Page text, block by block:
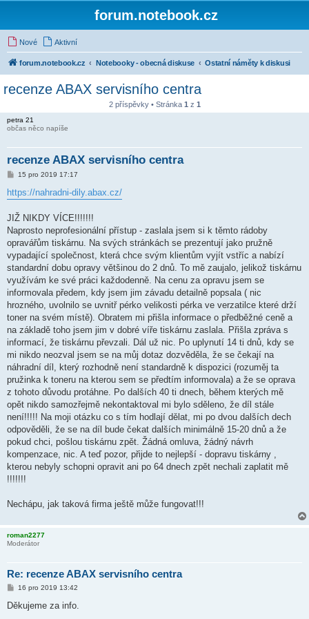
forum.notebook.cz
Nové Aktivní
forum.notebook.cz Notebooky - obecná diskuse Ostatní náměty k diskusi
recenze ABAX servisního centra
2 příspěvky • Stránka 1 z 1
petra 21
občas něco napíše
recenze ABAX servisního centra
P
í
s
ě
v
e
k
15 pro 2019 17:17
https://nahradni-dily.abax.cz/
JIŽ NIKDY VÍCE!!!!!!!
Naprosto neprofesionální přístup - zaslala jsem si k těmto rádoby
opravářům tiskárnu. Na svých stránkách se prezentují jako pružně
vypadající společnost, která chce svým klientům vyjít vstříc a nabízí
standardní dobu opravy většinou do 2 dnů. To mě zaujalo, jelikož tiskárnu
využívám ke své práci každodenně. Na cenu za opravu jsem se
informovala předem, kdy jsem jim závadu detailně popsala ( nic
hrozného, uvolnilo se uvnitř pérko velikosti pérka ve verzatilce které drží
toner na svém místě). Obratem mi přišla informace o předběžné ceně a
na základě toho jsem jim v dobré víře tiskárnu zaslala. Přišla zpráva s
informací, že tiskárnu převzali. Dál už nic. Po uplynutí 14 ti dnů, kdy se
mi nikdo neozval jsem se na můj dotaz dozvěděla, že se čekají na
náhradní díl, který rozhodně není standardně k dispozici (rozuměj ta
pružinka k toneru na kterou sem se předtím informovala) a že se oprava
z tohoto důvodu protáhne. Po dalších 40 ti dnech, během kterých mě
opět nikdo samozřejmě nekontaktoval mi bylo sděleno, že díl stále
není!!!!! Na moji otázku co s tím hodlají dělat, mi po dvou dalších dech
odpověděli, že se na díl bude čekat dalších minimálně 15-20 dnů a že
pokud chci, pošlou tiskárnu zpět. Žádná omluva, žádný návrh
kompenzace, nic. A teď pozor, přijde to nejlepší - dopravu tiskárny ,
kterou nebyly schopni opravit ani po 64 dnech zpět nechali zaplatit mě
!!!!!!!
Nechápu, jak taková firma ještě může fungovat!!!
roman2277
Moderátor
Re: recenze ABAX servisního centra
P
í
16 pro 2019 13:42
Děkujeme za info.